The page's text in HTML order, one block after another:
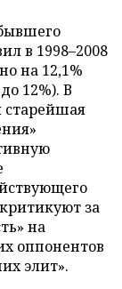
в 1998–2008
на 12,1%
12%). В
старейшая
за
на
оппонентов
элит».